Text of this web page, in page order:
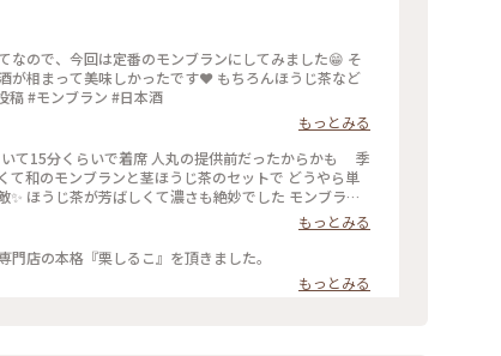
もありますので、ご安心を😁 #Myことりっぷ #はじめての投稿 #モンブラン #日本酒
もっとみる
和のモンブランと茎ほうじ茶のセットで どうやら単
は寒天にかけていただきました 9/17より整理券配布と
良くて思わず一枚📸 想像以上の迫力で楽しかった
もっとみる
店の本格『栗しるこ』を頂きました。
もっとみる